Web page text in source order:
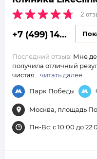
2
+7 (499) 14...
Последний отзыв: Мне
получила отличный
чистая…читать далее
Парк Победы
Москва, площадь
Пн-Вс: с 10:00 до